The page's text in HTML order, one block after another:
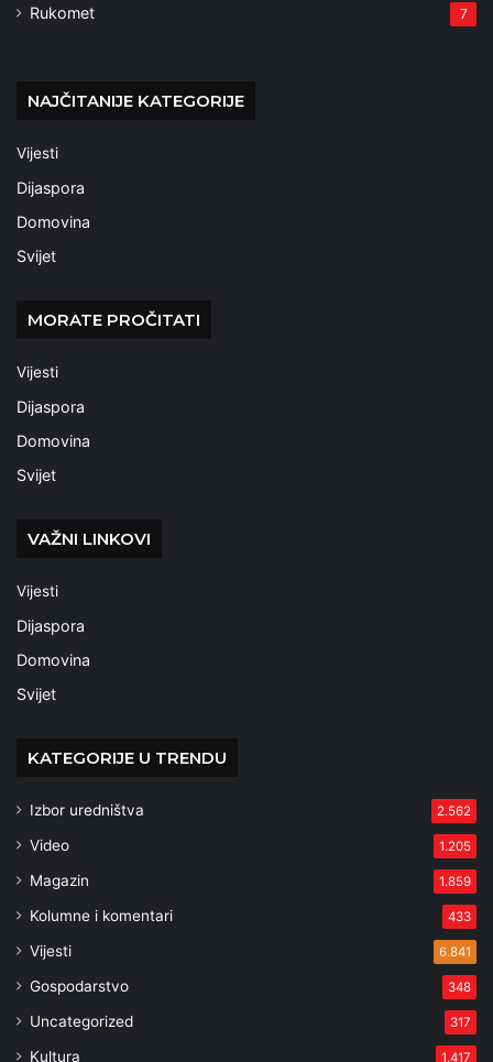
Rukomet 7
NAJČITANIJE KATEGORIJE
Vijesti
Dijaspora
Domovina
Svijet
MORATE PROČITATI
Vijesti
Dijaspora
Domovina
Svijet
VAŽNI LINKOVI
Vijesti
Dijaspora
Domovina
Svijet
KATEGORIJE U TRENDU
Izbor uredništva 2.562
Video 1.205
Magazin 1.859
Kolumne i komentari 433
Vijesti 6.841
Gospodarstvo 348
Uncategorized 317
Kultura 1.417